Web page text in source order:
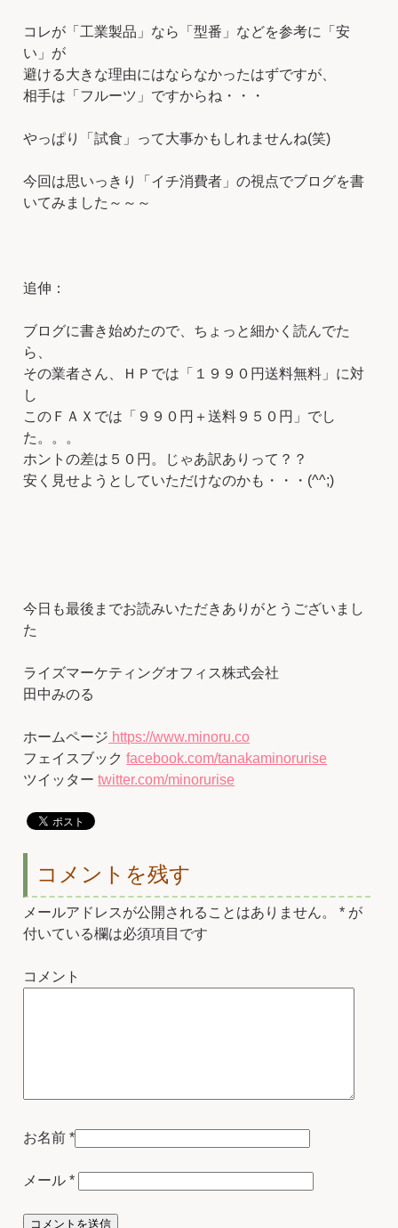
コレが「工業製品」なら「型番」などを参考に「安
い」が
避ける大きな理由にはならなかったはずですが、
相手は「フルーツ」ですからね・・・
やっぱり「試食」って大事かもしれませんね(笑)
今回は思いっきり「イチ消費者」の視点でブログを書
いてみました～～～
追伸：
ブログに書き始めたので、ちょっと細かく読んでた
ら、
その業者さん、ＨＰでは「１９９０円送料無料」に対
し
このＦＡＸでは「９９０円＋送料９５０円」でし
た。。。
ホントの差は５０円。じゃあ訳ありって？？
安く見せようとしていただけなのかも・・・(^^;)
今日も最後までお読みいただきありがとうございまし
た
ライズマーケティングオフィス株式会社
田中みのる
ホームページ https://www.minoru.co
フェイスブックfacebook.com/tanakaminorurise
ツイッターtwitter.com/minorurise
コメントを残す
メールアドレスが公開されることはありません。 * が
付いている欄は必須項目です
コメント
お名前 *
メール*